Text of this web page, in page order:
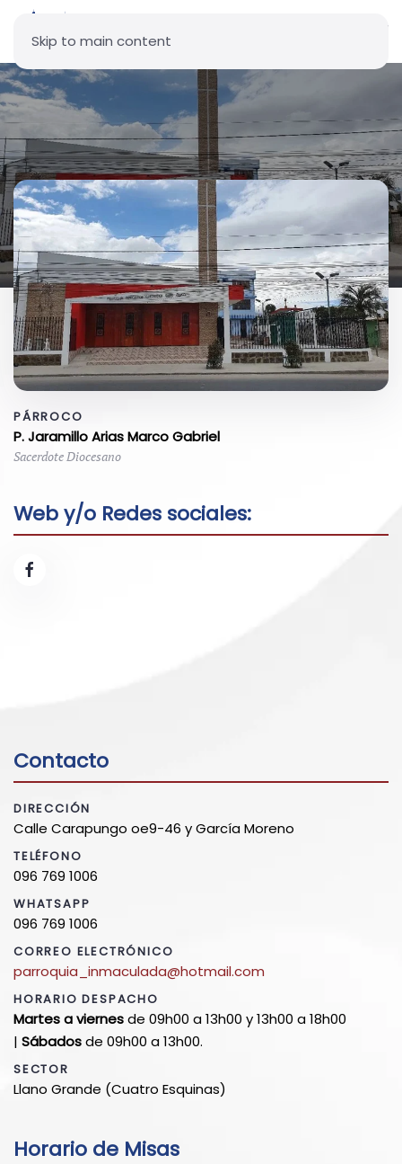
Skip to main content
Parroquia La Inmaculada
Concepción - Llano Grande
PÁRROCO
P. Jaramillo Arias Marco Gabriel
Sacerdote Diocesano
Web y/o Redes sociales:
Contacto
DIRECCIÓN
Calle Carapungo oe9-46 y García Moreno
TELÉFONO
096 769 1006
WHATSAPP
096 769 1006
CORREO ELECTRÓNICO
parroquia_inmaculada@hotmail.com
HORARIO DESPACHO
Martes a viernesde 09h00 a 13h00 y 13h00 a 18h00
| Sábadosde 09h00 a 13h00.
SECTOR
Llano Grande (Cuatro Esquinas)
Horario de Misas